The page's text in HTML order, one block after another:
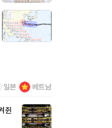
일본 베트남
쥔